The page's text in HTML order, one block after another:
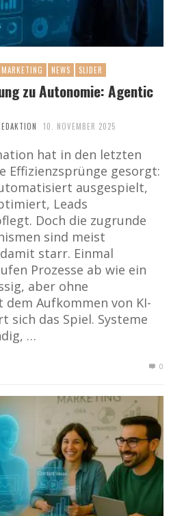
MARKETING NEWS SLIDER
zu Autonomie: Agentic
10. NOVEMBER 2025
hat in den letzten
Effizienzsprünge gesorgt:
ausgespielt,
Leads
Doch die zugrunde
sind meist
starr. Einmal
Prozesse ab wie ein
aber ohne
Aufkommen von KI-
sich das Spiel. Systeme
…
0